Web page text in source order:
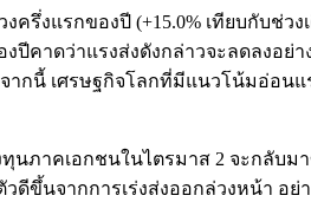
รึ่งแรกของปี (+15.0% เทียบกับช่ว
คาดว่าแรงส่งดังกล่าวจะลดลงอ
ากนี้ เศรษฐกิจโลกที่มีแนวโน้มอ่อ
าคเอกชนในไตรมาส 2 จะกลับม
ขึ้นจากการเร่งส่งออกล่วงหน้า อ